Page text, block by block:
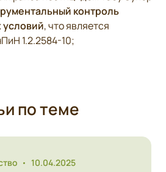
контроль
, что является
1.2.2584-10;
по теме
10.04.2025